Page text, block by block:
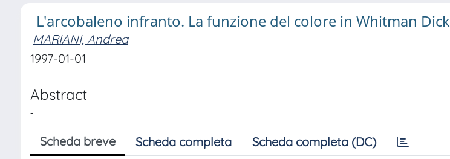
L'arcobaleno infranto. La funzione del colore in Whitman
MARIANI, Andrea
1997-01-01
Abstract
-
Scheda breve Scheda completa Scheda completa (DC)